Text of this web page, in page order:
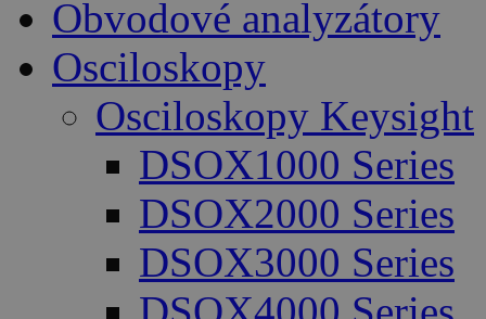
Obvodové analyzátory
Osciloskopy
Osciloskopy Keysight
DSOX1000 Series
DSOX2000 Series
DSOX3000 Series